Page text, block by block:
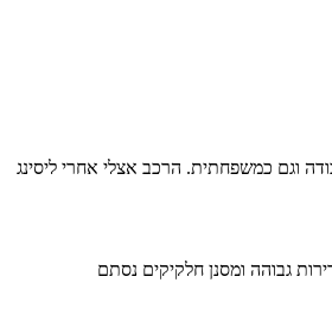
וגם כמשפחתית. הרכב אצלי אחרי ליסינג
גבוהה ומסנן חלקיקים נסתם